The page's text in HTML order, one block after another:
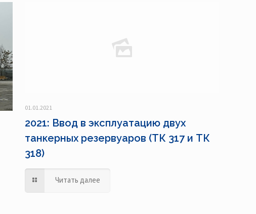
01.01.2021
2021: Ввод в эксплуатацию двух
танкерных резервуаров (ТК 317 и ТК
318)
Читать далее